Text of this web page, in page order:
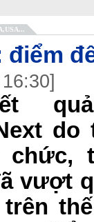
điểm
chức,
vượt